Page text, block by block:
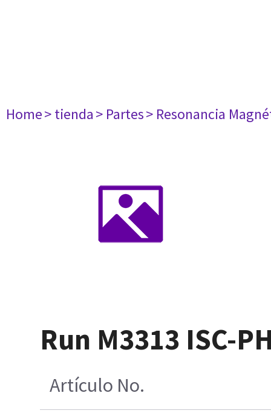
Home> tienda> Partes> Resonancia
Run M3313 ISC-
Artículo No.